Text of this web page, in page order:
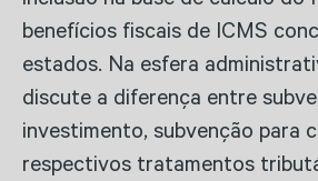
benefícios fiscais de ICMS
estados. Na esfera
discute a diferença entre
investimento, subvenção para
respectivos tratamentos